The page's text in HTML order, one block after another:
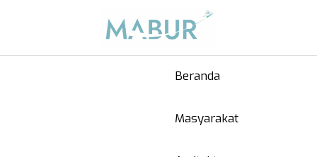
Beranda
Masyarakat